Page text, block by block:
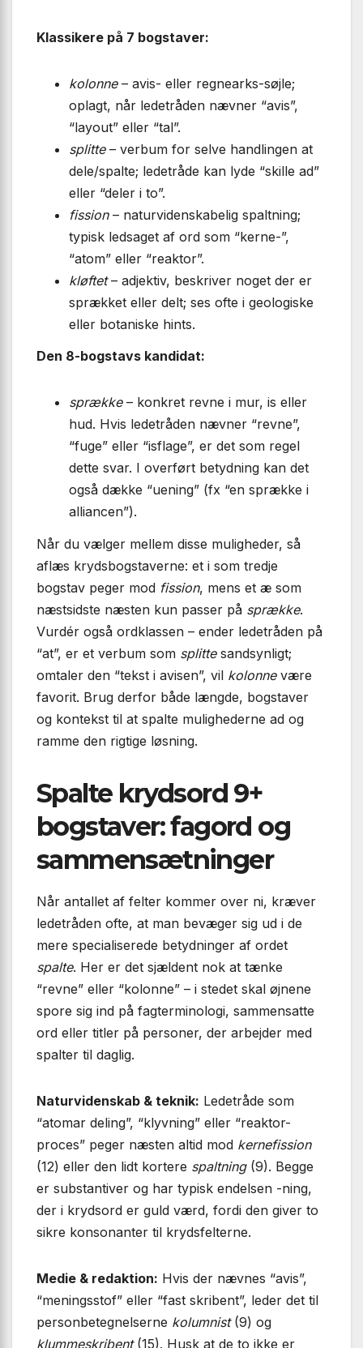
Klassikere på 7 bogstaver:
kolonne– avis- eller regnearks-søjle;
oplagt, når ledetråden nævner “avis”,
“layout” eller “tal”.
splitte– verbum for selve handlingen at
dele/spalte; ledetråde kan lyde “skille ad”
eller “deler i to”.
fission– naturvidenskabelig spaltning;
typisk ledsaget af ord som “kerne-”,
“atom” eller “reaktor”.
kløftet– adjektiv, beskriver noget der er
sprækket eller delt; ses ofte i geologiske
eller botaniske hints.
Den 8-bogstavs kandidat:
sprække– konkret revne i mur, is eller
hud. Hvis ledetråden nævner “revne”,
“fuge” eller “isflage”, er det som regel
dette svar. I overført betydning kan det
også dække “uening” (fx “en sprække i
alliancen”).
Når du vælger mellem disse muligheder, så
aflæs krydsbogstaverne: et i som tredje
bogstav peger mod fission, mens et æ som
næstsidste næsten kun passer på sprække.
Vurdér også ordklassen – ender ledetråden på
“at”, er et verbum som splittesandsynligt;
omtaler den “tekst i avisen”, vil kolonnevære
favorit. Brug derfor både længde, bogstaver
og kontekst til at spalte mulighederne ad og
ramme den rigtige løsning.
Spalte krydsord 9+
bogstaver: fagord og
sammensætninger
Når antallet af felter kommer over ni, kræver
ledetråden ofte, at man bevæger sig ud i de
mere specialiserede betydninger af ordet
spalte. Her er det sjældent nok at tænke
“revne” eller “kolonne” – i stedet skal øjnene
spore sig ind på fagterminologi, sammensatte
ord eller titler på personer, der arbejder med
spalter til daglig.
Naturvidenskab & teknik: Ledetråde som
“atomar deling”, “klyvning” eller “reaktor-
proces” peger næsten altid mod kernefission
(12) eller den lidt kortere spaltning(9). Begge
er substantiver og har typisk endelsen -ning,
der i krydsord er guld værd, fordi den giver to
sikre konsonanter til krydsfelterne.
Medie & redaktion: Hvis der nævnes “avis”,
“meningsstof” eller “fast skribent”, leder det til
personbetegnelserne kolumnist(9) og
klummeskribent(15). Husk at de to ikke er